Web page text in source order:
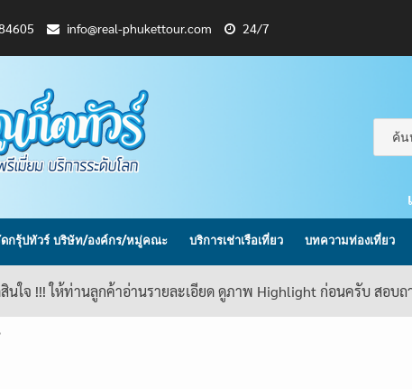
info@real-phukettour.com
24/7
ดกรุ้ปทัวร์ บริษัท/องค์กร/หมู่คณะ บริการเช่าเรือเที่ยว บทความท่องเที่ยว
นใจ !!! ให้ท่านลูกค้าอ่านรายละเอียด ดูภาพ Highlight ก่อนครับ สอบ